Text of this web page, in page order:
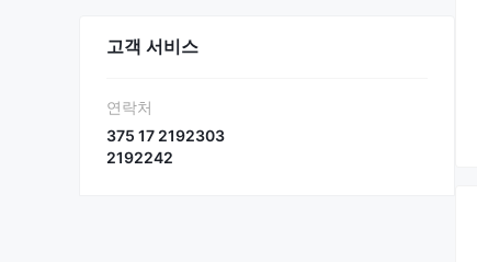
고객 서비스
연락처
375 17 2192303
2192242